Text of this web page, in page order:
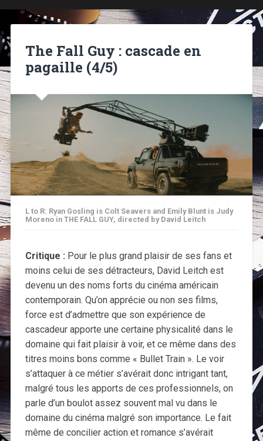
The Fall Guy : cascade en
pagaille (4/5)
L to R: Ryan Gosling is Colt Seavers and Emily Blunt is Judy
Moreno in THE FALL GUY, directed by David Leitch
Critique : Pour le plus grand plaisir de ses fans et
moins celui de ses détracteurs, David Leitch est
devenu un des noms forts du cinéma américain
contemporain. Qu’on apprécie ou non ses films,
force est d’admettre que son expérience de
cascadeur apporte une certaine physicalité dans le
domaine qui fait plaisir à voir, et ce même dans des
titres moins bons comme « Bullet Train ». Le voir
s’attaquer à ce métier s’avérait donc intrigant tant,
malgré tous les apports de ces professionnels, on
parle d’un boulot assez souvent mal vu dans le
domaine du cinéma malgré son importance. Le fait
même de concilier action et romance s’avérait